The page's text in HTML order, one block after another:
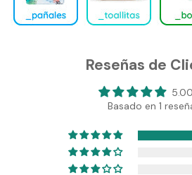
Reseñas de
Basado en 1